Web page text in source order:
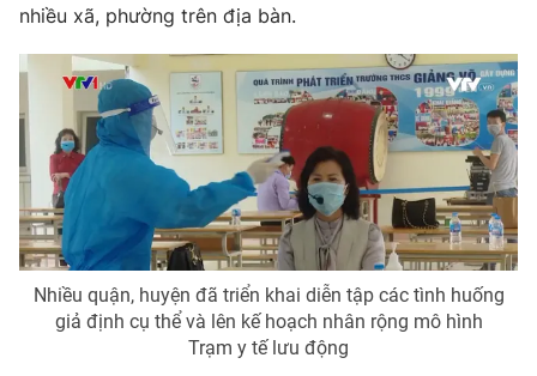
Tư vấn
Chuyên mục khác
Emagazine Podcast
Photo Infographic
Video Shorts video
VTV Money VTV Thể thao
nhiều xã, phường trên địa bàn.
Nhiều quận, huyện đã triển khai diễn tập các tình huống
giả định cụ thể và lên kế hoạch nhân rộng mô hình
Trạm y tế lưu động